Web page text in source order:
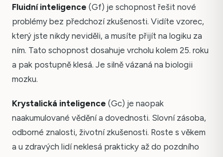
Fluidní inteligence (Gf) je schopnost řešit nové
problémy bez předchozí zkušenosti. Vidíte vzorec,
který jste nikdy neviděli, a musíte přijít na logiku za
ním. Tato schopnost dosahuje vrcholu kolem 25. roku
a pak postupně klesá. Je silně vázaná na biologii
mozku.
Krystalická inteligence (Gc) je naopak
naakumulované vědění a dovednosti. Slovní zásoba,
odborné znalosti, životní zkušenosti. Roste s věkem
a u zdravých lidí neklesá prakticky až do pozdního